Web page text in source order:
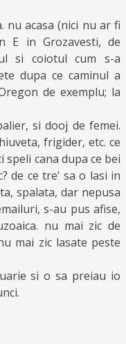
nu acasa (nici nu ar fi
E in Grozavesti, de
si coiotul cum s-a
dupa ce caminul a
de exemplu; la
si dooj de femei.
frigider, etc. ce
cana dupa ce bei
de ce tre’ sa o lasi in
spalata, dar nepusa
s-au pus afise,
nu mai zic de
mai zic lasate peste
si o sa preiau io